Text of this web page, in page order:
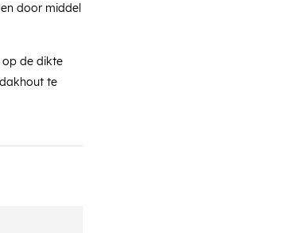
door middel
op de dikte
te